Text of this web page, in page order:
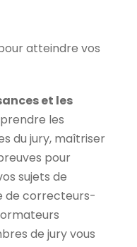
atteindre vos
et les
les
du jury, maîtriser
pour
sujets de
de correcteurs-
de jury vous